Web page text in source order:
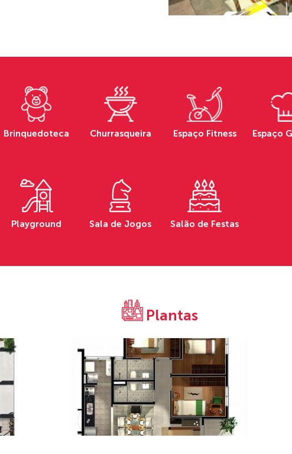
Brinquedoteca Churrasqueira Espaço Fitness Espaço
Playground Sala de Jogos Salão de Festas
Plantas